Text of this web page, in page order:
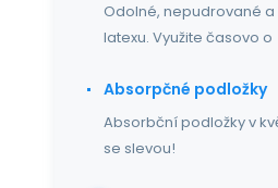
Odolné, nepudrované a
latexu. Využite časovo o
Absorpčné podložky
Absorbční podložky v
se slevou!